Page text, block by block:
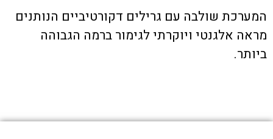
המערכת שולבה עם גרילים דקורטיביים הנותנים
מראה אלגנטי ויוקרתי לגימור ברמה הגבוהה
ביותר.